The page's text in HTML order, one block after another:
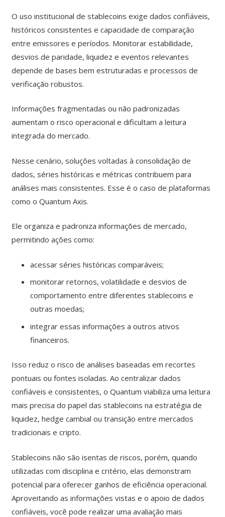
O uso institucional de stablecoins exige dados confiáveis,
históricos consistentes e capacidade de comparação
entre emissores e períodos. Monitorar estabilidade,
desvios de paridade, liquidez e eventos relevantes
depende de bases bem estruturadas e processos de
verificação robustos.
Informações fragmentadas ou não padronizadas
aumentam o risco operacional e dificultam a leitura
integrada do mercado.
Nesse cenário, soluções voltadas à consolidação de
dados, séries históricas e métricas contribuem para
análises mais consistentes. Esse é o caso de plataformas
como o Quantum Axis.
Ele organiza e padroniza informações de mercado,
permitindo ações como:
acessar séries históricas comparáveis;
monitorar retornos, volatilidade e desvios de
comportamento entre diferentes stablecoins e
outras moedas;
integrar essas informações a outros ativos
financeiros.
Isso reduz o risco de análises baseadas em recortes
pontuais ou fontes isoladas. Ao centralizar dados
confiáveis e consistentes, o Quantum viabiliza uma leitura
mais precisa do papel das stablecoins na estratégia de
liquidez, hedge cambial ou transição entre mercados
tradicionais e cripto.
Stablecoins não são isentas de riscos, porém, quando
utilizadas com disciplina e critério, elas demonstram
potencial para oferecer ganhos de eficiência operacional.
Aproveitando as informações vistas e o apoio de dados
confiáveis, você pode realizar uma avaliação mais